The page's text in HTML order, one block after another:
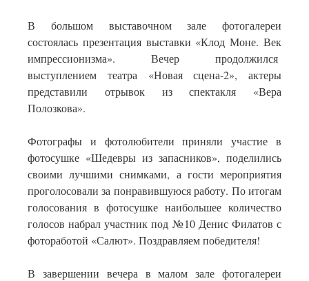
В большом выставочном зале фотогалереи
состоялась презентация выставки «Клод Моне. Век
импрессионизма». Вечер продолжился
выступлением театра «Новая сцена-2», актеры
представили отрывок из спектакля «Вера
Полозкова».
Фотографы и фотолюбители приняли участие в
фотосушке «Шедевры из запасников», поделились
своими лучшими снимками, а гости мероприятия
проголосовали за понравившуюся работу. По итогам
голосования в фотосушке наибольшее количество
голосов набрал участник под №10 Денис Филатов с
фотоработой «Салют». Поздравляем победителя!
В завершении вечера в малом зале фотогалереи